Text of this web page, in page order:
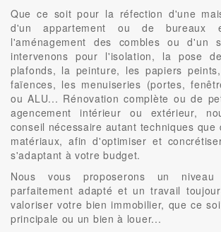
Que ce soit pour la réfection d'une
d'un appartement ou de bureaux
l'aménagement des combles ou d'un
intervenons pour l'isolation, la pose
plafonds, la peinture, les papiers
faïences, les menuiseries (portes,
ou ALU... Rénovation complète ou de
agencement intérieur ou extérieur,
conseil nécessaire autant techniques que
matériaux, afin d'optimiser et
s'adaptant à votre budget.
Nous vous proposerons un niveau
parfaitement adapté et un travail
valoriser votre bien immobilier, que ce
principale ou un bien à louer...